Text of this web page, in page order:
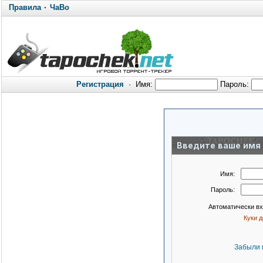
Правила· ЧаВо
Регистрация · Имя: Пароль:
Введите ваше имя
Имя:
Пароль:
Автоматически
Куки
Забыли